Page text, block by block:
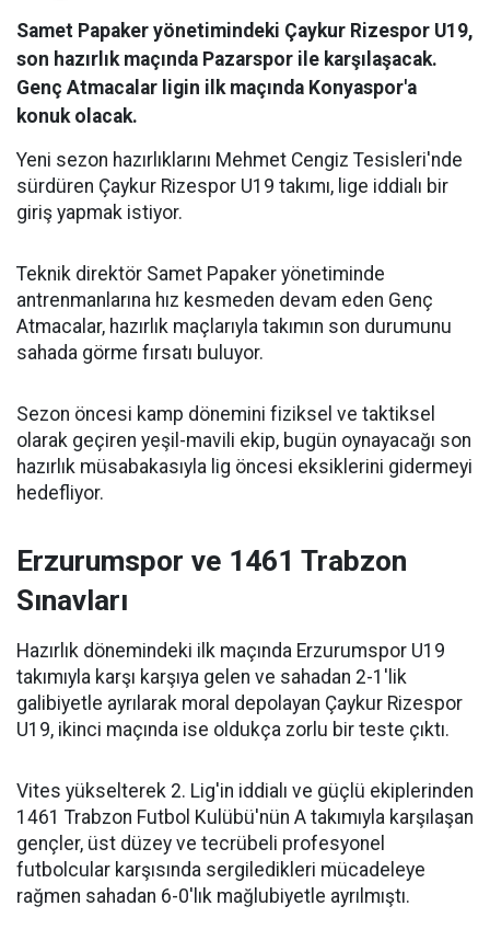
Samet Papaker yönetimindeki Çaykur Rizespor U19,
son hazırlık maçında Pazarspor ile karşılaşacak.
Genç Atmacalar ligin ilk maçında Konyaspor'a
konuk olacak.
Yeni sezon hazırlıklarını Mehmet Cengiz Tesisleri'nde
sürdüren Çaykur Rizespor U19 takımı, lige iddialı bir
giriş yapmak istiyor.
Teknik direktör Samet Papaker yönetiminde
antrenmanlarına hız kesmeden devam eden Genç
Atmacalar, hazırlık maçlarıyla takımın son durumunu
sahada görme fırsatı buluyor.
Sezon öncesi kamp dönemini fiziksel ve taktiksel
olarak geçiren yeşil-mavili ekip, bugün oynayacağı son
hazırlık müsabakasıyla lig öncesi eksiklerini gidermeyi
hedefliyor.
Erzurumspor ve 1461 Trabzon
Sınavları
Hazırlık dönemindeki ilk maçında Erzurumspor U19
takımıyla karşı karşıya gelen ve sahadan 2-1'lik
galibiyetle ayrılarak moral depolayan Çaykur Rizespor
U19, ikinci maçında ise oldukça zorlu bir teste çıktı.
Vites yükselterek 2. Lig'in iddialı ve güçlü ekiplerinden
1461 Trabzon Futbol Kulübü'nün A takımıyla karşılaşan
gençler, üst düzey ve tecrübeli profesyonel
futbolcular karşısında sergiledikleri mücadeleye
rağmen sahadan 6-0'lık mağlubiyetle ayrılmıştı.